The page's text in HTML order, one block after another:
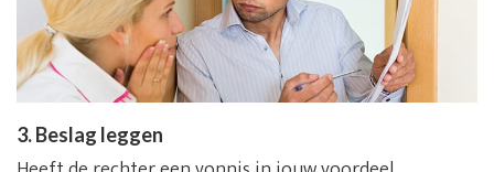
3. Beslag leggen